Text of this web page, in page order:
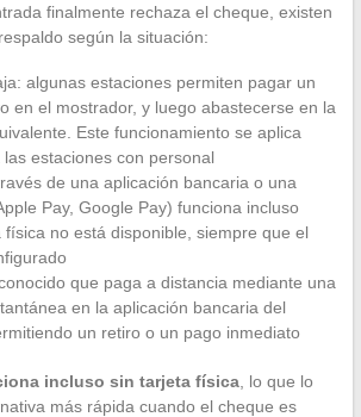
finalmente rechaza el cheque, existen
según la situación:
algunas estaciones permiten pagar un
en el mostrador, y luego abastecerse en la
Este funcionamiento se aplica
estaciones con personal
de una aplicación bancaria o una
Pay, Google Pay) funciona incluso
no está disponible, siempre que el
que paga a distancia mediante una
en la aplicación bancaria del
un retiro o un pago inmediato
incluso sin tarjeta física, lo que lo
más rápida cuando el cheque es